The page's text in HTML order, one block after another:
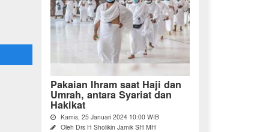
Pakaian Ihram saat Haji dan
Umrah, antara Syariat dan
Hakikat
Kamis, 25 Januari 2024 10:00 WIB
Oleh Drs H Sholikin Jamik SH MH